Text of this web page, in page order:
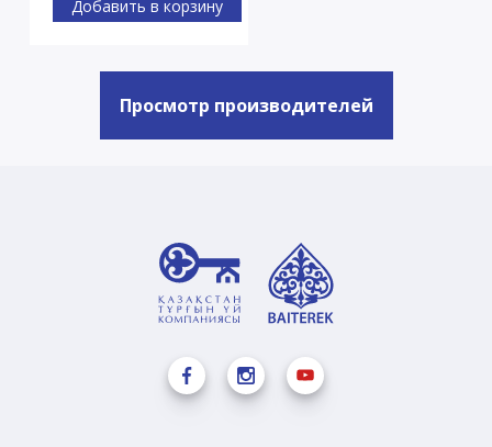
Добавить в корзину
Просмотр производителей